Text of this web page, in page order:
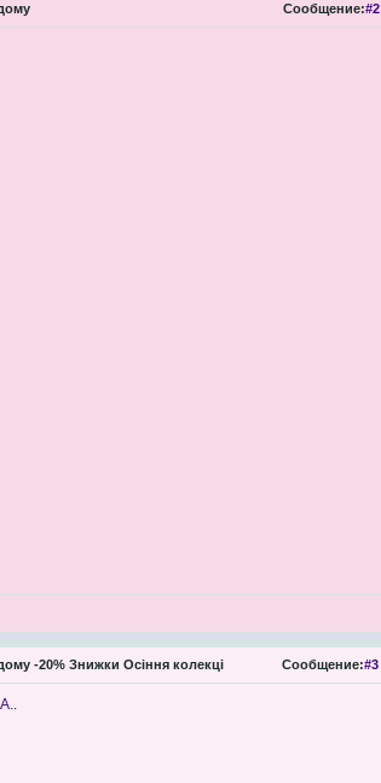
Сообщение:#2
-20% Знижки Осіння колекці Сообщение:#3
.